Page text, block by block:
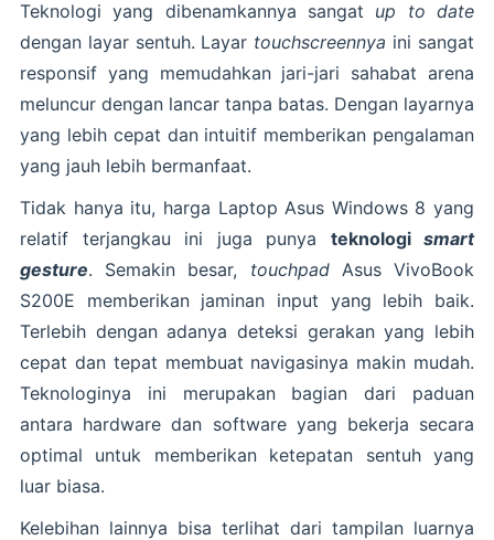
Teknologi yang dibenamkannya sangat up to date
dengan layar sentuh. Layar touchscreennya ini sangat
responsif yang memudahkan jari-jari sahabat arena
meluncur dengan lancar tanpa batas. Dengan layarnya
yang lebih cepat dan intuitif memberikan pengalaman
yang jauh lebih bermanfaat.
Tidak hanya itu, harga Laptop Asus Windows 8 yang
relatif terjangkau ini juga punya teknologi smart
gesture. Semakin besar, touchpadAsus VivoBook
S200E memberikan jaminan input yang lebih baik.
Terlebih dengan adanya deteksi gerakan yang lebih
cepat dan tepat membuat navigasinya makin mudah.
Teknologinya ini merupakan bagian dari paduan
antara hardware dan software yang bekerja secara
optimal untuk memberikan ketepatan sentuh yang
luar biasa.
Kelebihan lainnya bisa terlihat dari tampilan luarnya